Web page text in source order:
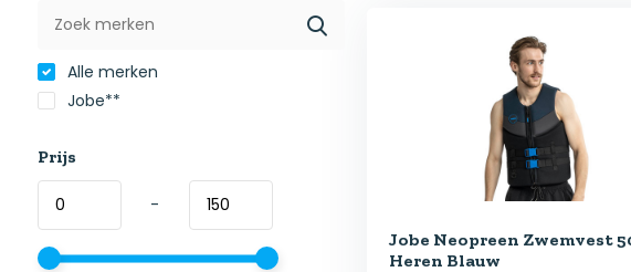
Alle merken
Jobe**
Prijs
-
Jobe Neopreen Zwemvest
Heren Blauw